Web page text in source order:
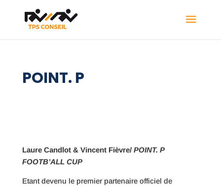
POINT. P
Laure Candlot & Vincent Fièvre/ POINT. P
FOOTB’ALL CUP
Etant devenu le premier partenaire officiel de